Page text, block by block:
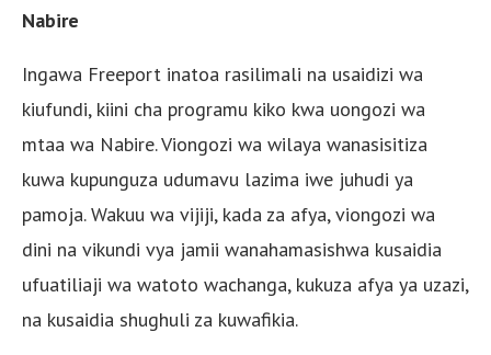
Nabire
Ingawa Freeport inatoa rasilimali na usaidizi wa
kiufundi, kiini cha programu kiko kwa uongozi wa
mtaa wa Nabire. Viongozi wa wilaya wanasisitiza
kuwa kupunguza udumavu lazima iwe juhudi ya
pamoja. Wakuu wa vijiji, kada za afya, viongozi wa
dini na vikundi vya jamii wanahamasishwa kusaidia
ufuatiliaji wa watoto wachanga, kukuza afya ya uzazi,
na kusaidia shughuli za kuwafikia.